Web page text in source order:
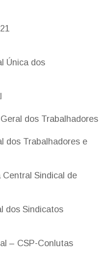
Única dos
dos Trabalhadores
dos Trabalhadores e
Central Sindical de
dos Sindicatos
– CSP-Conlutas